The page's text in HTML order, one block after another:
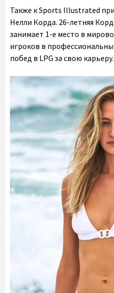
Также к Sports Illustrated
Нелли Корда. 26-летняя
занимает 1-е место в
игроков в
побед в LPG за свою карьеру.